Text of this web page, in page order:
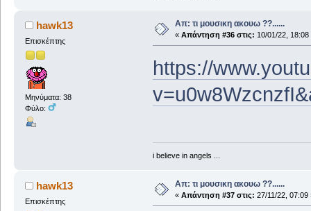
hawk13
Επισκέπτης
Μηνύματα: 38
Φύλο:
Απ: τι μουσικη ακουω ??......
« Απάντηση #36 στις: 10/01/22, 18:08
https://
i believe in angels ...
hawk13
Επισκέπτης
Απ: τι μουσικη ακουω ??......
« Απάντηση #37 στις: 27/11/22, 07:09